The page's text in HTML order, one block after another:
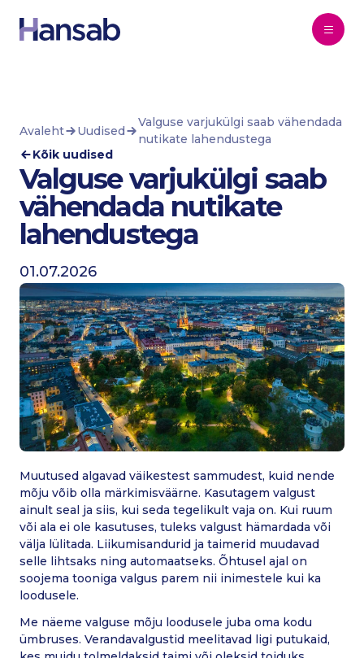
Avaleht Uudised
Valguse varjukülgi saab vähendada
nutikate lahendustega
Kõik uudised
Valguse varjukülgi saab
vähendada nutikate
lahendustega
01.07.2026
Muutused algavad väikestest sammudest, kuid nende
mõju võib olla märkimisväärne. Kasutagem valgust
ainult seal ja siis, kui seda tegelikult vaja on. Kui ruum
või ala ei ole kasutuses, tuleks valgust hämardada või
välja lülitada. Liikumisandurid ja taimerid muudavad
selle lihtsaks ning automaatseks. Õhtusel ajal on
soojema tooniga valgus parem nii inimestele kui ka
loodusele.
Me näeme valguse mõju loodusele juba oma kodu
ümbruses. Verandavalgustid meelitavad ligi putukaid,